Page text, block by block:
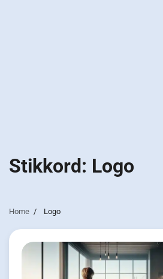
Stikkord: Logo
Home Logo